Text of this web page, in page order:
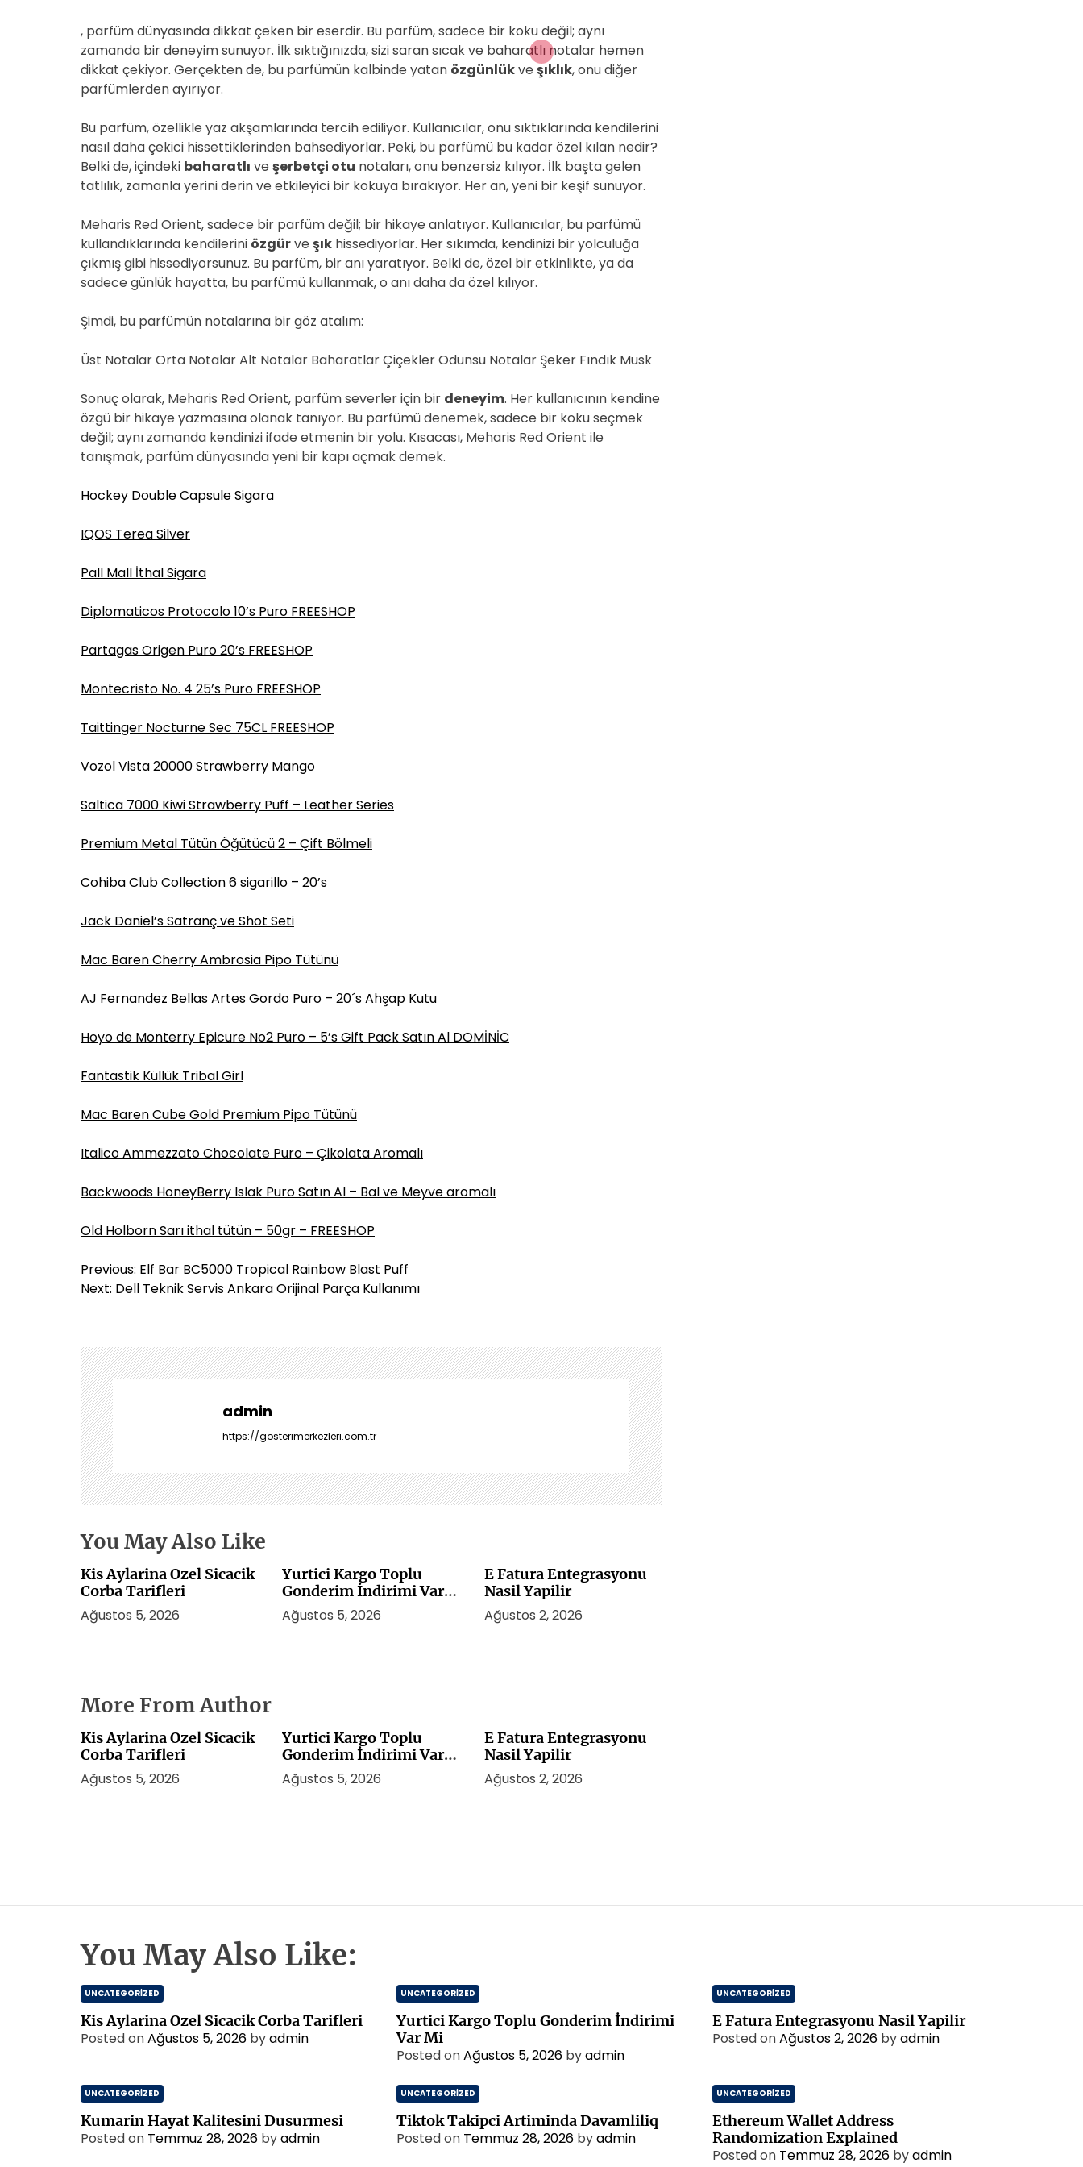
, parfüm dünyasında dikkat çeken bir eserdir. Bu parfüm, sadece bir koku değil; aynı
zamanda bir deneyim sunuyor. İlk sıktığınızda, sizi saran sıcak ve baharatlı notalar hemen
dikkat çekiyor. Gerçekten de, bu parfümün kalbinde yatan özgünlükve şıklık, onu diğer
parfümlerden ayırıyor.
Bu parfüm, özellikle yaz akşamlarında tercih ediliyor. Kullanıcılar, onu sıktıklarında kendilerini
nasıl daha çekici hissettiklerinden bahsediyorlar. Peki, bu parfümü bu kadar özel kılan nedir?
Belki de, içindeki baharatlı ve şerbetçi otu notaları, onu benzersiz kılıyor. İlk başta gelen
tatlılık, zamanla yerini derin ve etkileyici bir kokuya bırakıyor. Her an, yeni bir keşif sunuyor.
Meharis Red Orient, sadece bir parfüm değil; bir hikaye anlatıyor. Kullanıcılar, bu parfümü
kullandıklarında kendilerini özgürve şık hissediyorlar. Her sıkımda, kendinizi bir yolculuğa
çıkmış gibi hissediyorsunuz. Bu parfüm, bir anı yaratıyor. Belki de, özel bir etkinlikte, ya da
sadece günlük hayatta, bu parfümü kullanmak, o anı daha da özel kılıyor.
Şimdi, bu parfümün notalarına bir göz atalım:
Üst Notalar Orta Notalar Alt Notalar Baharatlar Çiçekler Odunsu Notalar Şeker Fındık Musk
Sonuç olarak, Meharis Red Orient, parfüm severler için bir deneyim. Her kullanıcının kendine
özgü bir hikaye yazmasına olanak tanıyor. Bu parfümü denemek, sadece bir koku seçmek
değil; aynı zamanda kendinizi ifade etmenin bir yolu. Kısacası, Meharis Red Orient ile
tanışmak, parfüm dünyasında yeni bir kapı açmak demek.
Hockey Double Capsule Sigara
IQOS Terea Silver
Pall Mall İthal Sigara
Diplomaticos Protocolo 10’s Puro FREESHOP
Partagas Origen Puro 20’s FREESHOP
Montecristo No. 4 25’s Puro FREESHOP
Taittinger Nocturne Sec 75CL FREESHOP
Vozol Vista 20000 Strawberry Mango
Saltica 7000 Kiwi Strawberry Puff – Leather Series
Premium Metal Tütün Öğütücü 2 – Çift Bölmeli
Cohiba Club Collection 6 sigarillo – 20’s
Jack Daniel’s Satranç ve Shot Seti
Mac Baren Cherry Ambrosia Pipo Tütünü
AJ Fernandez Bellas Artes Gordo Puro – 20´s Ahşap Kutu
Hoyo de Monterry Epicure No2 Puro – 5’s Gift Pack Satın Al DOMİNİC
Fantastik Küllük Tribal Girl
Mac Baren Cube Gold Premium Pipo Tütünü
Italico Ammezzato Chocolate Puro – Çikolata Aromalı
Backwoods HoneyBerry Islak Puro Satın Al – Bal ve Meyve aromalı
Old Holborn Sarı ithal tütün – 50gr – FREESHOP
Y
a
g
e
z
i
n
m
e
s
i
Previous: Elf Bar BC5000 Tropical Rainbow Blast Puff
Next: Dell Teknik Servis Ankara Orijinal Parça Kullanımı
admin
https://gosterimerkezleri.com.tr
You May Also Like
Kis Aylarina Ozel Sicacik
Corba Tarifleri
Ağustos 5, 2026
Yurtici Kargo Toplu
Gonderim İndirimi Var
Mi
Ağustos 5, 2026
E Fatura Entegrasyonu
Nasil Yapilir
Ağustos 2, 2026
More From Author
Kis Aylarina Ozel Sicacik
Corba Tarifleri
Ağustos 5, 2026
Yurtici Kargo Toplu
Gonderim İndirimi Var
Mi
Ağustos 5, 2026
E Fatura Entegrasyonu
Nasil Yapilir
Ağustos 2, 2026
You May Also Like:
UNCATEGORIZED
Kis Aylarina Ozel Sicacik Corba Tarifleri
Posted onAğustos 5, 2026 byadmin
UNCATEGORIZED
Yurtici Kargo Toplu Gonderim İndirimi
Var Mi
Posted onAğustos 5, 2026 byadmin
UNCATEGORIZED
E Fatura Entegrasyonu Nasil Yapilir
Posted onAğustos 2, 2026 byadmin
UNCATEGORIZED
Kumarin Hayat Kalitesini Dusurmesi
Posted on Temmuz 28, 2026 byadmin
UNCATEGORIZED
Tiktok Takipci Artiminda Davamliliq
Posted on Temmuz 28, 2026 byadmin
UNCATEGORIZED
Ethereum Wallet Address
Randomization Explained
Posted on Temmuz 28, 2026 byadmin